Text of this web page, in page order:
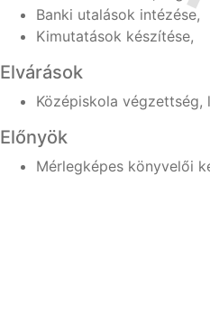
Banki utalások intézése,
Kimutatások készítése,
Elvárások
Középiskola
Előnyök
Mérlegképes könyvelői